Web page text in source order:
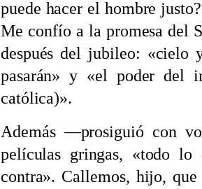
puede hacer el hombre
Me confío a la promesa del
después del jubileo: «cielo
pasarán» y «el poder del
católica)».
Además —prosiguió con
películas gringas, «todo
contra». Callemos, hijo,